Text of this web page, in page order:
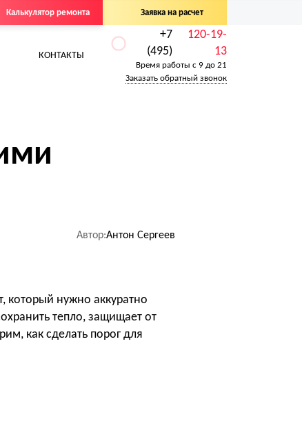
Калькулятор ремонта Заявка на расчет
КОНТАКТЫ
+7
(495)
120-19-
13
Время работы с 9 до 21
Заказать обратный звонок
Антон Сергеев
который нужно аккуратно
тепло, защищает от
как сделать порог для